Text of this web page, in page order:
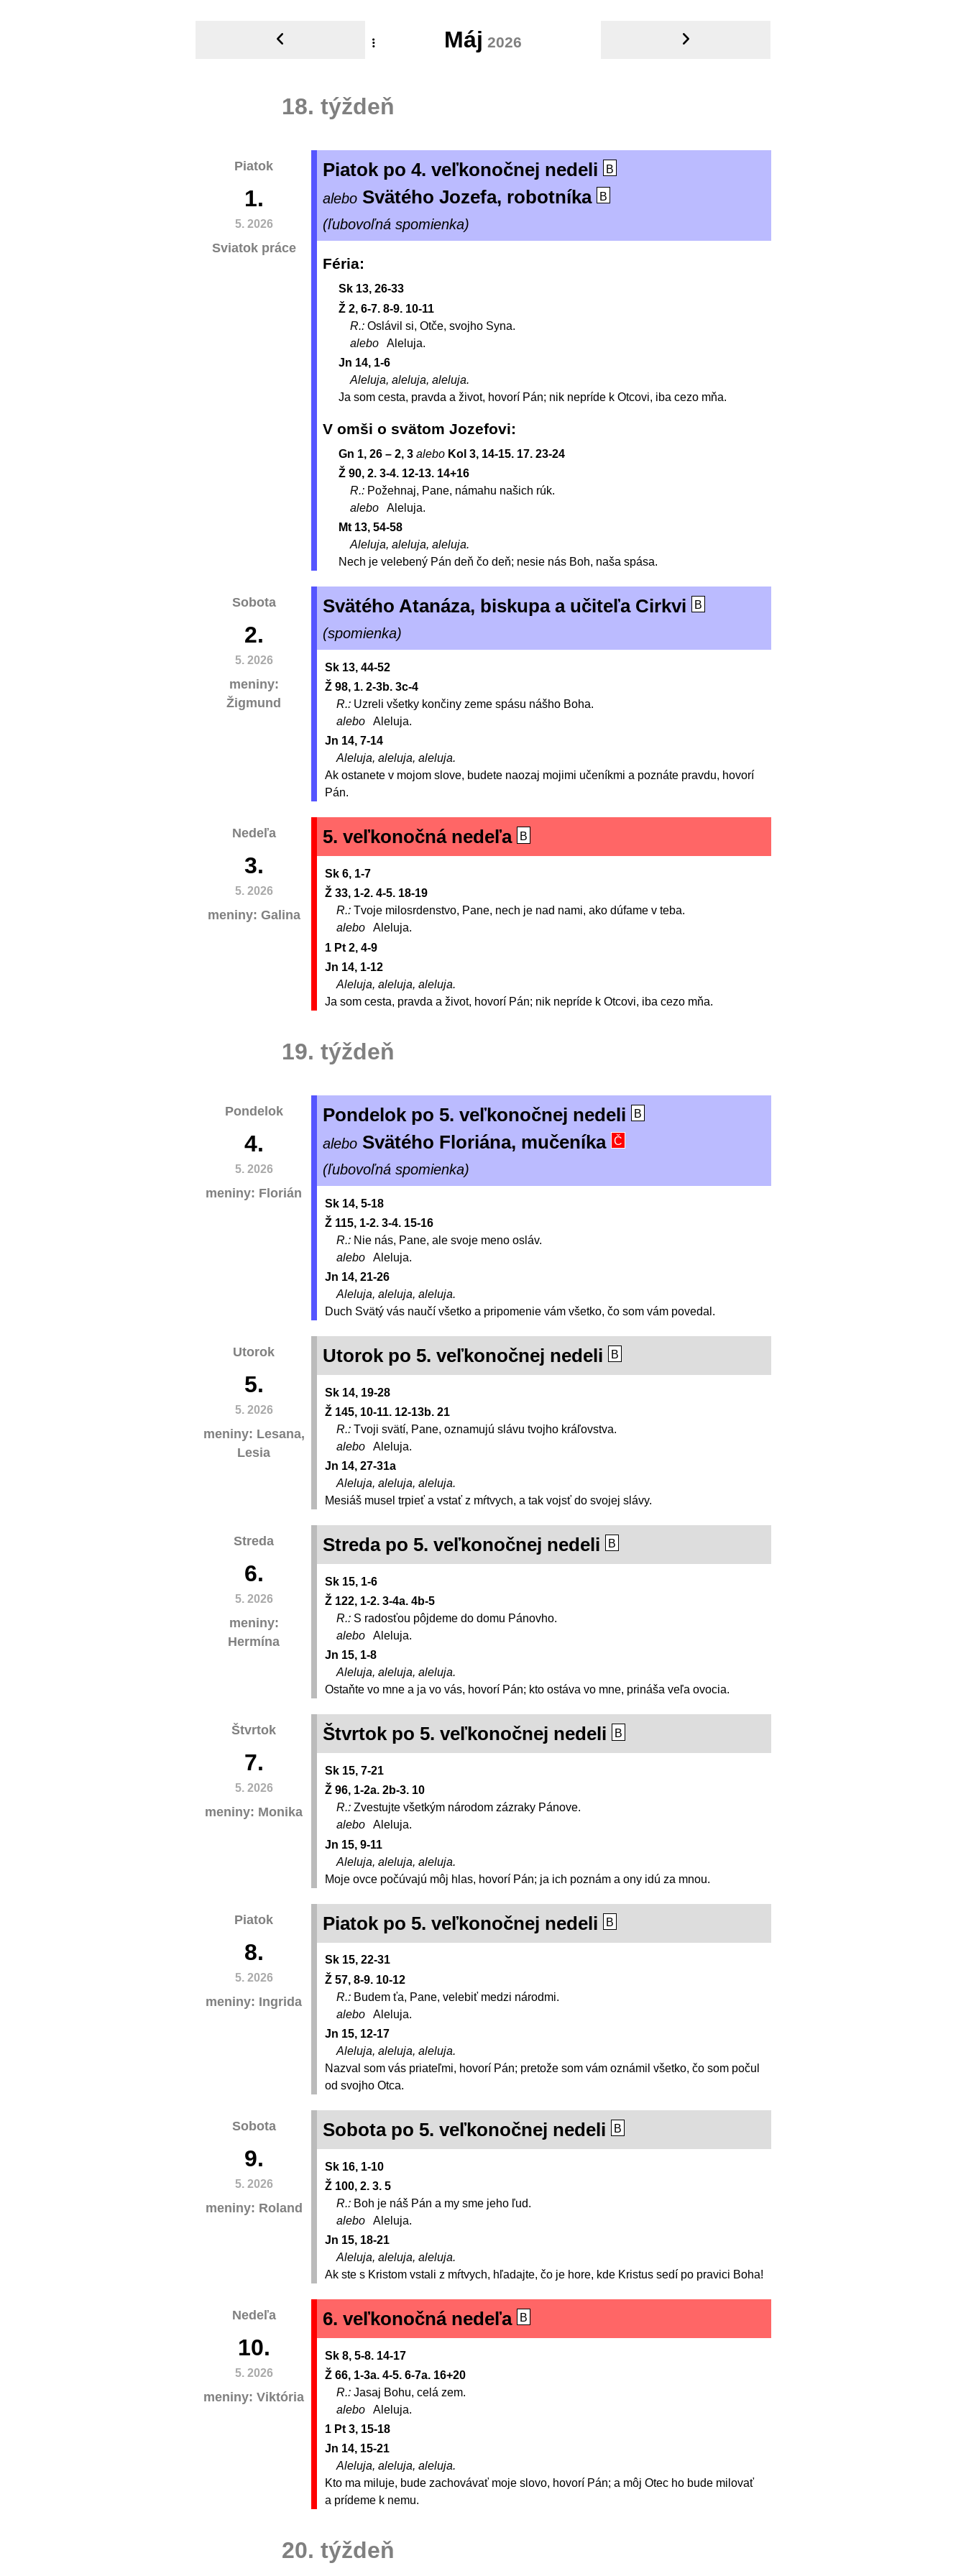
Máj 2026
18. týždeň
Piatok
1.
5. 2026
Sviatok práce
Piatok po 4. veľkonočnej nedeli B
alebo Svätého Jozefa, robotníka B
(ľubovoľná spomienka)
Féria
Sk 13, 26-33
Ž 2, 6-7. 8-9. 10-11
R.: Oslávil si, Otče, svojho Syna.
alebo
Aleluja.
Jn 14, 1-6
Aleluja, aleluja, aleluja.
Ja som cesta, pravda a život, hovorí Pán; nik nepríde k Otcovi, iba cezo mňa.
V omši o svätom Jozefovi
Gn 1, 26 – 2, 3 alebo Kol 3, 14-15. 17. 23-24
Ž 90, 2. 3-4. 12-13. 14+16
R.: Požehnaj, Pane, námahu našich rúk.
alebo
Aleluja.
Mt 13, 54-58
Aleluja, aleluja, aleluja.
Nech je velebený Pán deň čo deň; nesie nás Boh, naša spása.
Sobota
2.
5. 2026
meniny:
Žigmund
Svätého Atanáza, biskupa a učiteľa Cirkvi B
(spomienka)
Sk 13, 44-52
Ž 98, 1. 2-3b. 3c-4
R.: Uzreli všetky končiny zeme spásu nášho Boha.
alebo
Aleluja.
Jn 14, 7-14
Aleluja, aleluja, aleluja.
Ak ostanete v mojom slove, budete naozaj mojimi učeníkmi a poznáte pravdu, hovorí
Pán.
Nedeľa
3.
5. 2026
meniny: Galina
5. veľkonočná nedeľa B
Sk 6, 1-7
Ž 33, 1-2. 4-5. 18-19
R.: Tvoje milosrdenstvo, Pane, nech je nad nami, ako dúfame v teba.
alebo
Aleluja.
1 Pt 2, 4-9
Jn 14, 1-12
Aleluja, aleluja, aleluja.
Ja som cesta, pravda a život, hovorí Pán; nik nepríde k Otcovi, iba cezo mňa.
19. týždeň
Pondelok
4.
5. 2026
meniny: Florián
Pondelok po 5. veľkonočnej nedeli B
alebo Svätého Floriána, mučeníka Č
(ľubovoľná spomienka)
Sk 14, 5-18
Ž 115, 1-2. 3-4. 15-16
R.: Nie nás, Pane, ale svoje meno osláv.
alebo
Aleluja.
Jn 14, 21-26
Aleluja, aleluja, aleluja.
Duch Svätý vás naučí všetko a pripomenie vám všetko, čo som vám povedal.
Utorok
5.
5. 2026
meniny: Lesana,
Lesia
Utorok po 5. veľkonočnej nedeli B
Sk 14, 19-28
Ž 145, 10-11. 12-13b. 21
R.: Tvoji svätí, Pane, oznamujú slávu tvojho kráľovstva.
alebo
Aleluja.
Jn 14, 27-31a
Aleluja, aleluja, aleluja.
Mesiáš musel trpieť a vstať z mŕtvych, a tak vojsť do svojej slávy.
Streda
6.
5. 2026
meniny:
Hermína
Streda po 5. veľkonočnej nedeli B
Sk 15, 1-6
Ž 122, 1-2. 3-4a. 4b-5
R.: S radosťou pôjdeme do domu Pánovho.
alebo
Aleluja.
Jn 15, 1-8
Aleluja, aleluja, aleluja.
Ostaňte vo mne a ja vo vás, hovorí Pán; kto ostáva vo mne, prináša veľa ovocia.
Štvrtok
7.
5. 2026
meniny: Monika
Štvrtok po 5. veľkonočnej nedeli B
Sk 15, 7-21
Ž 96, 1-2a. 2b-3. 10
R.: Zvestujte všetkým národom zázraky Pánove.
alebo
Aleluja.
Jn 15, 9-11
Aleluja, aleluja, aleluja.
Moje ovce počúvajú môj hlas, hovorí Pán; ja ich poznám a ony idú za mnou.
Piatok
8.
5. 2026
meniny: Ingrida
Piatok po 5. veľkonočnej nedeli B
Sk 15, 22-31
Ž 57, 8-9. 10-12
R.: Budem ťa, Pane, velebiť medzi národmi.
alebo
Aleluja.
Jn 15, 12-17
Aleluja, aleluja, aleluja.
Nazval som vás priateľmi, hovorí Pán; pretože som vám oznámil všetko, čo som počul
od svojho Otca.
Sobota
9.
5. 2026
meniny: Roland
Sobota po 5. veľkonočnej nedeli B
Sk 16, 1-10
Ž 100, 2. 3. 5
R.: Boh je náš Pán a my sme jeho ľud.
alebo
Aleluja.
Jn 15, 18-21
Aleluja, aleluja, aleluja.
Ak ste s Kristom vstali z mŕtvych, hľadajte, čo je hore, kde Kristus sedí po pravici Boha!
Nedeľa
10.
5. 2026
meniny: Viktória
6. veľkonočná nedeľa B
Sk 8, 5-8. 14-17
Ž 66, 1-3a. 4-5. 6-7a. 16+20
R.: Jasaj Bohu, celá zem.
alebo
Aleluja.
1 Pt 3, 15-18
Jn 14, 15-21
Aleluja, aleluja, aleluja.
Kto ma miluje, bude zachovávať moje slovo, hovorí Pán; a môj Otec ho bude milovať
a prídeme k nemu.
20. týždeň